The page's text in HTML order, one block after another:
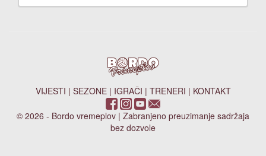
VIJESTI | SEZONE| IGRAČI | TRENERI | KONTAKT
© 2026 - Bordo vremeplov | Zabranjeno preuzimanje sadržaja
bez dozvole